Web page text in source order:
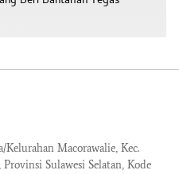
Kelurahan Macorawalie, Kec.
Sulawesi Selatan, Kode